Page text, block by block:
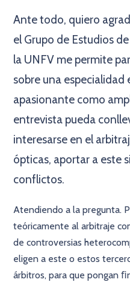
Ante todo, quiero
el Grupo de Estudios
la UNFV me permite
sobre una
apasionante como
entrevista pueda
interesarse en el
ópticas, aportar a este
conflictos.
Atendiendo a la pregunta.
teóricamente al arbitraje
de controversias
eligen a este o estos
árbitros, para que pongan